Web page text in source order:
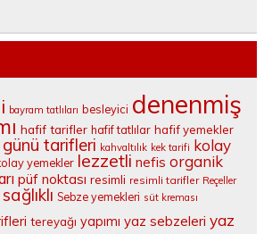
bayram tatlıları besleyici denenmiş
hafif tarifler hafif tatlılar hafif yemekler
tarifleri kahvaltılık kek tarifi kolay
yemekler lezzetli nefis organik
püf noktası resimli resimli tarifler Reçeller
sağlıklı Sebze yemekleri süt kreması
tereyağı yapımı yaz sebzeleri yaz